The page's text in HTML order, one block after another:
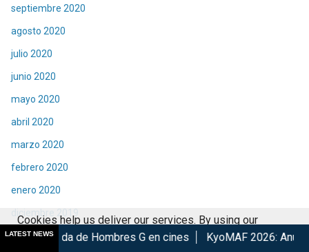
septiembre 2020
agosto 2020
julio 2020
junio 2020
mayo 2020
abril 2020
marzo 2020
febrero 2020
enero 2020
noviembre 2019
LATEST NEWS
Hombres G en cines KyoMAF 2026: Anuncian
Cookies help us deliver our services. By using our
services, you agree to our use of cookies.
Got it